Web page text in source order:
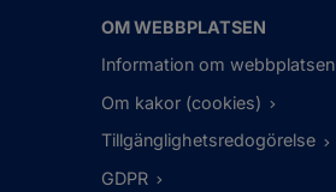
OM WEBBPLATSEN
Information om webbplatsen
Om kakor (cookies)
Tillgänglighetsredogörelse
GDPR